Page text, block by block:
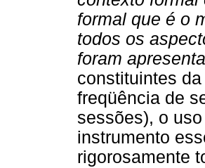
formal que é o
todos os
foram
constituintes
freqüência de
sessões), o
instrumento
rigorosamente